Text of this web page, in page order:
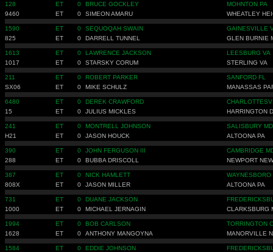
128 ET 0 BRUCE GOCKLEY
MOHNTON PA
9460
ET 0 SIMEON AMARU WHEATLEY
1590 ET 0 SEQUOQAH SWAIN
GAINESVILLE
825
ET 0 DARRELL TUNNEL GLEN BURNIE
1613 ET 0 LAWRENCE JACKSON
LEESBURG VA
1017
ET 0 STARSKY CORUM STERLING VA
211 ET 0 ROBERT PARKER
SANFORD FL
SX06
ET 0 MIKE SCHULZ MANASSAS
6480 ET 0 DEREK CRAWFORD
15
ET 0 JULIUS MICKLES HARRINGTON
241 ET 0 MONTRELL JOHNSON
SALISBURY MD
H21
ET 0 JASON HOUCK ALTOONA PA
390 ET 0 JOHN FERGUSON III
CAMBRIDGE
288
ET 0 BUBBA DRISCOLL NEWPORT
387 ET 0 NICK HAMLETT
WAYNESBORO
808X
ET 0 JASON MILLER ALTOONA PA
731 ET 0 DUANE JACKSON
1000
ET 0 MICHAEL JERNAGIN CLARKSBURG
1994 ET 0 BOB CARLSON
TORRINGTON
1628
ET 0 ANTHONY MANGOYNA MANORVILLE
1584 ET 0 EDDIE JOHNSON